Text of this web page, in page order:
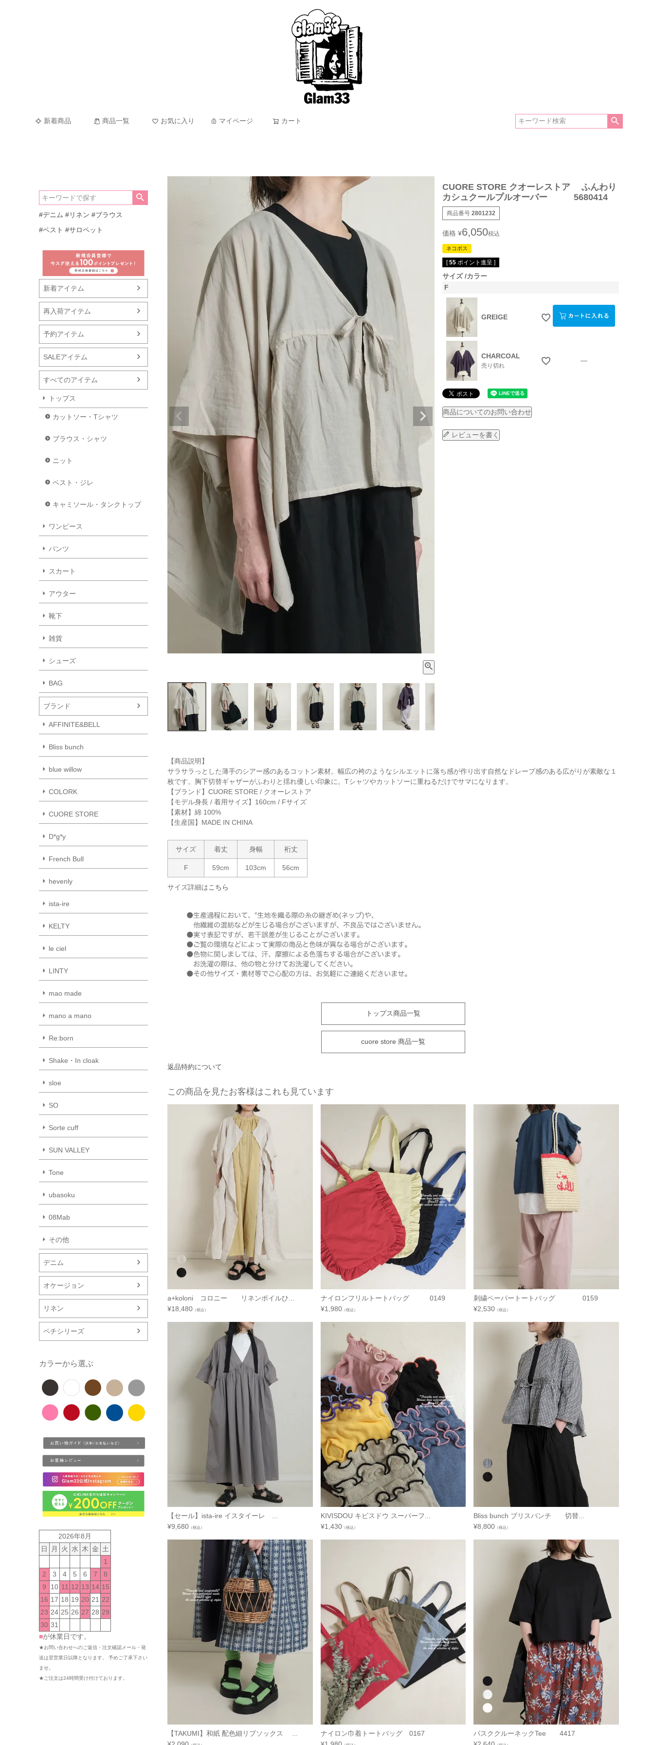
新着商品 商品一覧 お気に入り マイページ カート
#デニム #リネン #ブラウス
#ベスト #サロペット
新着アイテム
再入荷アイテム
予約アイテム
SALEアイテム
すべてのアイテム
トップス
カットソー・Tシャツ
ブラウス・シャツ
ニット
ベスト・ジレ
キャミソール・タンクトップ
ワンピース
パンツ
スカート
アウター
靴下
雑貨
シューズ
BAG
ブランド
AFFINITE&BELL
Bliss bunch
blue willow
COLORK
CUORE STORE
D*g*y
French Bull
hevenly
ista-ire
KELTY
le ciel
LINTY
mao made
mano a mano
Re:born
Shake・In cloak
sloe
SO
Sorte cuff
SUN VALLEY
Tone
ubasoku
08Mab
その他
デニム
オケージョン
リネン
ペチシリーズ
カラーから選ぶ
2026年8月
日
月 火 水 木 金 土
1
2
3 4 5 6 7
8
9
10 11 12 13 14 15
16 17 18 19 20 21 22
23 24 25 26 27 28 29
30 31
■が休業日です。
★お問い合わせへのご返信・注文確認メール・発
送は翌営業日以降となります。 予めご了承下さい
ませ。
★ご注文は24時間受け付けております。
CUORE STORE クオーレストア ふんわり
カシュクールプルオーバー 5680414
商品番号 2801232
価格 ¥6,050税込
ネコポス
[ 55 ポイント進呈 ]
サイズ カラー
F
GREIGE
CHARCOAL
売り切れ
—
商品についてのお問い合わせ
レビューを書く
【商品説明】
サラサラっとした薄手のシアー感のあるコットン素材。幅広の袴のようなシルエットに落ち感が作り出す自然なドレープ感のある広がりが素敵な１
枚です。胸下切替ギャザーがふわりと揺れ優しい印象に。Tシャツやカットソーに重ねるだけでサマになります。
【ブランド】CUORE STORE / クオーレストア
【モデル身長 / 着用サイズ】160cm / Fサイズ
【素材】綿 100%
【生産国】MADE IN CHINA
サイズ 着丈 身幅 裄丈
F 59cm 103cm 56cm
サイズ詳細はこちら
トップス商品一覧
cuore store 商品一覧
返品特約について
この商品を見たお客様はこれも見ています
a+koloni コロニー リネンボイルひ...
¥18,480 （税込）
ナイロンフリルトートバッグ 0149
¥1,980（税込）
刺繍ペーパートートバッグ 0159
¥2,530 （税込）
【セール】ista-ire イスタイーレ ...
¥9,680 （税込）
KIVISDOU キビスドウ スーパーフ...
¥1,430（税込）
Bliss bunch ブリスバンチ 切替...
¥8,800 （税込）
【TAKUMI】和紙 配色細リブソックス ...
ナイロン巾着トートバッグ 0167
バスククルーネックTee 4417